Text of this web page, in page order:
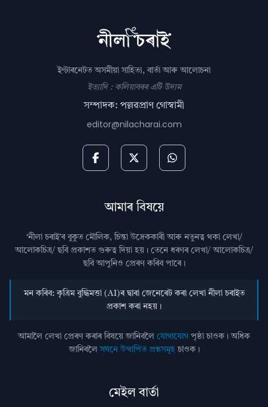
ইণ্টাৰনেটত অসমীয়া সাহিত্য, বাৰ্তা আৰু আলোচনা
ইত্যাদি : কলিয়াবৰৰ এটি উদ্যম
সম্পাদক: পল্লৱপ্ৰাণ গোস্বামী
editor@nilacharai.com
আমাৰ বিষয়ে
‘নীলা চৰাই’ৰ বুকুত মৌলিক, চিন্তা উদ্রেককাৰী আৰু নতুনত্ব থকা লেখা/
আলোকচিত্ৰ/ ছবি প্রকাশত গুৰুত্ব দিয়া হয়। তেনে ধৰণৰ লেখা/ আলোকচিত্ৰ/
ছবি আপুনিও প্রেৰণ কৰিব পাৰে।
মন কৰিব: কৃত্ৰিম বুদ্ধিমত্তা (AI)ৰ দ্বাৰা জেনেৰেট কৰা লেখা নীলা চৰাইত
প্ৰকাশ কৰা নহয়।
আমালৈ লেখা প্ৰেৰণ কৰাৰ বিষয়ে জানিবলৈ যোগাযোগ পৃষ্ঠা চাওক। অধিক
জানিবলৈসঘনে উত্থাপিত প্ৰশ্নসমূহচাওক।
মেইল বাৰ্তা